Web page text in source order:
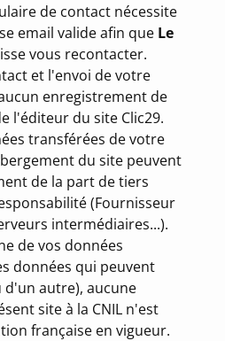
de contact nécessite
email valide afin que Le
vous recontacter.
et l'envoi de votre
enregistrement de
l'éditeur du site Clic29.
transférées de votre
du site peuvent
de la part de tiers
(Fournisseur
intermédiaires...).
de vos données
données qui peuvent
autre), aucune
site à la CNIL n'est
française en vigueur.